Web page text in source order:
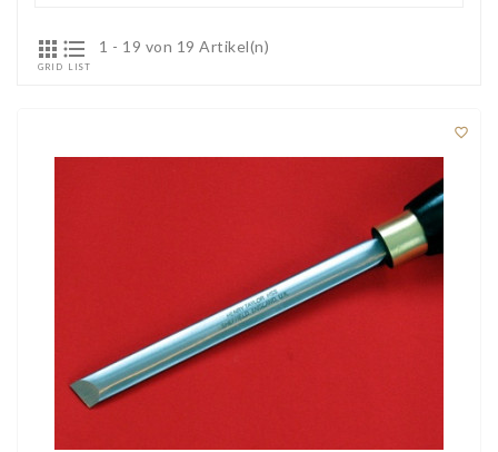

GRID

LIST
1 - 19 von 19 Artikel(n)
